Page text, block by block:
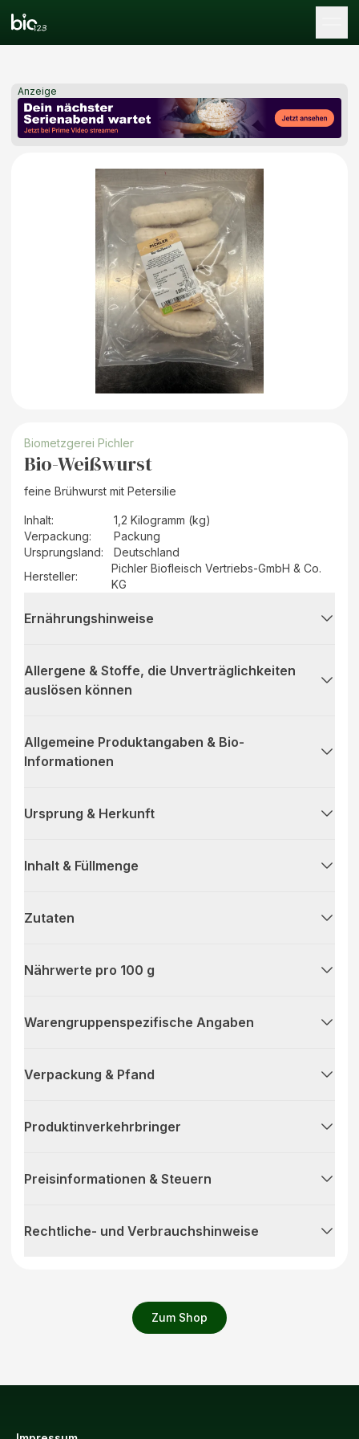
Anzeige
Zum Shop
Biometzgerei Pichler
Bio-Weißwurst
feine Brühwurst mit Petersilie
Inhalt:
1,2 Kilogramm (kg)
Verpackung:
Packung
Ursprungsland:
Deutschland
Hersteller:
Pichler Biofleisch Vertriebs-GmbH & Co.
KG
Ernährungshinweise
Allergene & Stoffe, die Unverträglichkeiten
auslösen können
Allgemeine Produktangaben & Bio-
Informationen
Ursprung & Herkunft
Inhalt & Füllmenge
Zutaten
Nährwerte pro 100 g
Warengruppenspezifische Angaben
Verpackung & Pfand
Produktinverkehrbringer
Preisinformationen & Steuern
Rechtliche- und Verbrauchshinweise